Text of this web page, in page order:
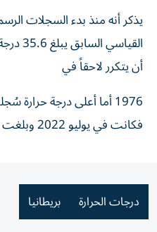
أن ⁠يتكرر لاحقاً في
1976 أما أعلى درجة
فكانت في يوليو 2022 وبلغت 40.3 درجة مئوية.
درجات الحرارة بريطانيا